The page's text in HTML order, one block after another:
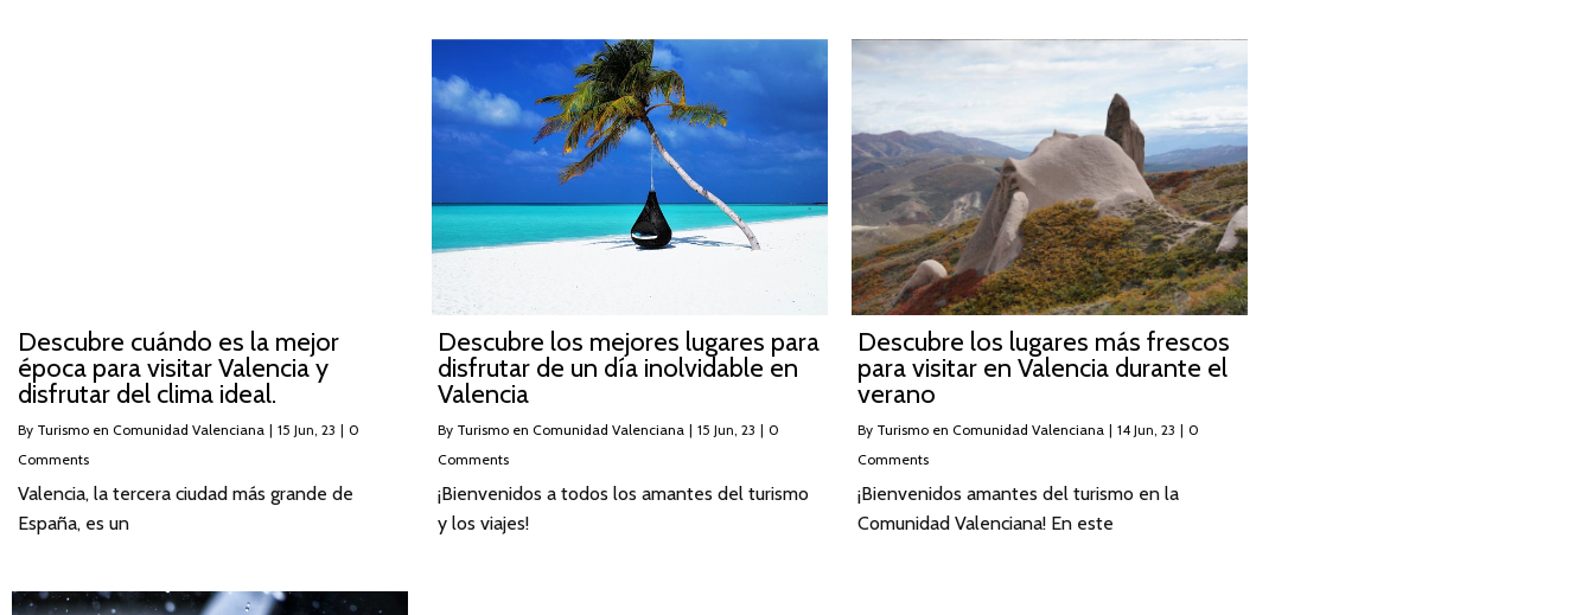
Descubre cuándo es la mejor
época para visitar Valencia y
disfrutar del clima ideal.
By Turismo en Comunidad Valenciana | 15 Jun, 23 | 0
Comments
Valencia, la tercera ciudad más grande de
España, es un
Descubre los mejores lugares para
disfrutar de un día inolvidable en
Valencia
By Turismo en Comunidad Valenciana | 15 Jun, 23 | 0
Comments
¡Bienvenidos a todos los amantes del turismo
y los viajes!
Descubre los lugares más frescos
para visitar en Valencia durante el
verano
By Turismo en Comunidad Valenciana | 14 Jun, 23 | 0
Comments
¡Bienvenidos amantes del turismo en la
Comunidad Valenciana! En este